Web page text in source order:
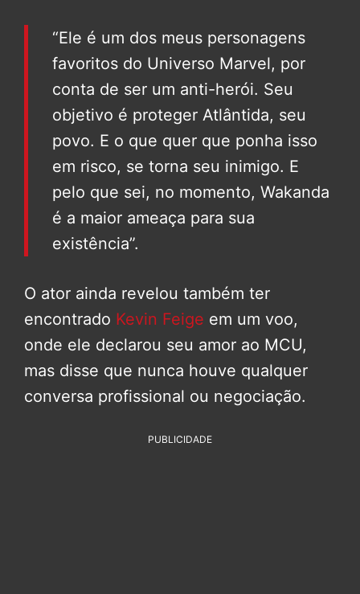
“Ele é um dos meus personagens
favoritos do Universo Marvel, por
conta de ser um anti-herói. Seu
objetivo é proteger Atlântida, seu
povo. E o que quer que ponha isso
em risco, se torna seu inimigo. E
pelo que sei, no momento, Wakanda
é a maior ameaça para sua
existência”.
O ator ainda revelou também ter
encontrado Kevin Feige em um voo,
onde ele declarou seu amor ao MCU,
mas disse que nunca houve qualquer
conversa profissional ou negociação.
PUBLICIDADE